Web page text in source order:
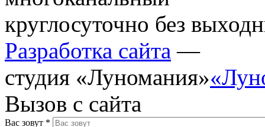
круглосуточно без
Разработка сайта —
студия «Луномания»
Вызов с сайта
Вас зовут *